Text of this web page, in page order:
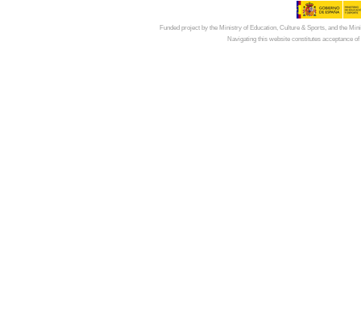
Funded project by the Ministry of Education, Culture & Sports, and the
Navigating this website constitutes acceptance